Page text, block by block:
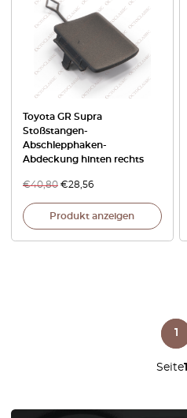
Toyota GR Supra
Stoßstangen-
Abschlepphaken-
Abdeckung hinten rechts
€40,80 €28,56
Produkt anzeigen
Seite1
1